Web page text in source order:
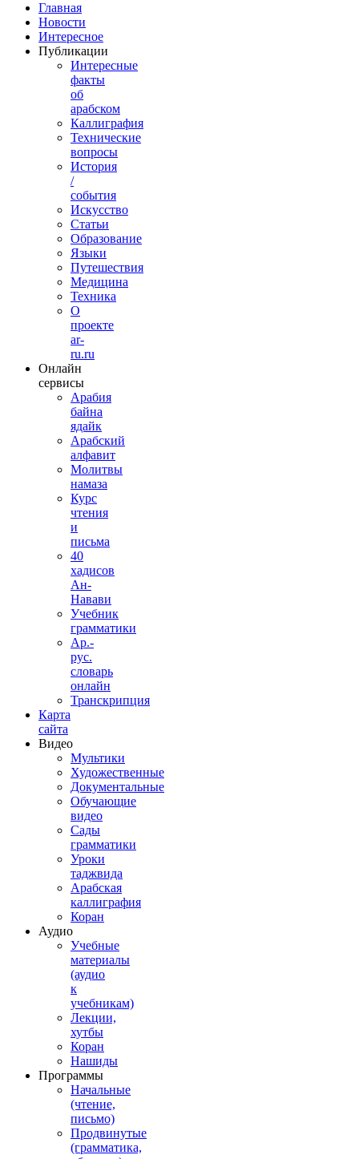
Главная
Новости
Интересное
Публикации
Интересные
факты
об
арабском
Каллиграфия
Технические
вопросы
История
/
события
Искусство
Статьи
Образование
Языки
Путешествия
Медицина
Техника
О
проекте
ar-
ru.ru
Онлайн
сервисы
Арабия
байна
ядайк
Арабский
алфавит
Молитвы
намаза
Курс
чтения
и
письма
40
хадисов
Ан-
Навави
Учебник
грамматики
Ар.-
рус.
словарь
онлайн
Транскрипция
Карта
сайта
Видео
Мультики
Художественные
Документальные
Обучающие
видео
Сады
грамматики
Уроки
таджвида
Арабская
каллиграфия
Коран
Аудио
Учебные
материалы
(аудио
к
учебникам)
Лекции,
хутбы
Коран
Нашиды
Программы
Начальные
(чтение,
письмо)
Продвинутые
(грамматика,